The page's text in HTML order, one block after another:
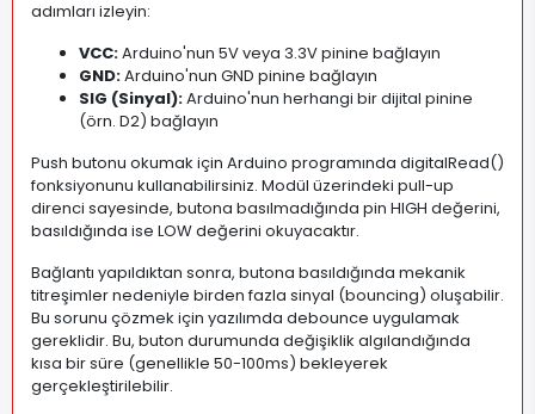
adımları izleyin:
VCC:Arduino'nun 5V veya 3.3V pinine bağlayın
GND:Arduino'nun GND pinine bağlayın
SIG (Sinyal):Arduino'nun herhangi bir dijital pinine
(örn. D2) bağlayın
Push butonu okumak için Arduino programında digitalRead()
fonksiyonunu kullanabilirsiniz. Modül üzerindeki pull-up
direnci sayesinde, butona basılmadığında pin HIGH değerini,
basıldığında ise LOW değerini okuyacaktır.
Bağlantı yapıldıktan sonra, butona basıldığında mekanik
titreşimler nedeniyle birden fazla sinyal (bouncing) oluşabilir.
Bu sorunu çözmek için yazılımda debounce uygulamak
gereklidir. Bu, buton durumunda değişiklik algılandığında
kısa bir süre (genellikle 50-100ms) bekleyerek
gerçekleştirilebilir.